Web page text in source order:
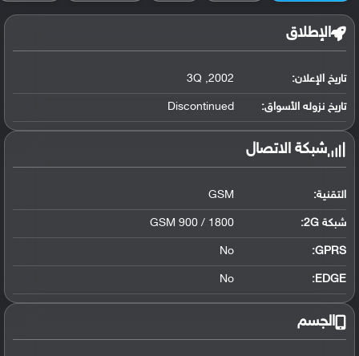
الإطلاق
تاريخ الإعلان: 2002, 3Q
تاريخ نزوله الأسواق: Discontinued
شبكة الاتصال
التقنية: GSM
شبكة 2G: GSM 900 / 1800
GPRS:
No
EDGE:
No
الجسم